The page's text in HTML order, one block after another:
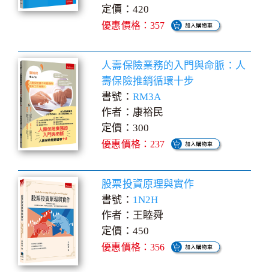
定價：420
優惠價格：357
人壽保險業務的入門與命脈：人
壽保險推銷循環十步
書號： RM3A
作者：康裕民
定價：300
優惠價格：237
股票投資原理與實作
書號： 1N2H
作者：王睦舜
定價：450
優惠價格：356